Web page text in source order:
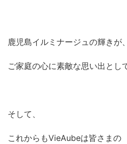
鹿児島イルミナージュの輝きが、
ご家庭の心に素敵な思い出とし
そして、
これからもVieAubeは皆さまの